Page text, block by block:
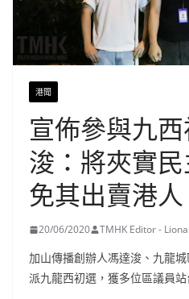
港聞
宣佈參與九
浚：將夾實
免其出賣港人
20/06/2020 TMHK Editor - Liona
加山傳播創辦人馮達浚、九龍
派九龍西初選，獲多位區議員站